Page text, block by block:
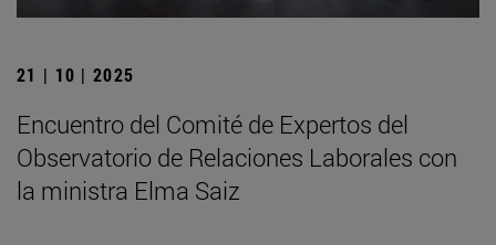
21 | 10 | 2025
Encuentro del Comité de Expertos del
Observatorio de Relaciones Laborales con
la ministra Elma Saiz